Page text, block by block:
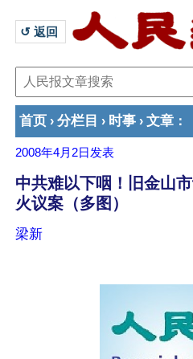
↺ 返回
首页 › 分栏目 › 时事 › 文章 ：
2008年4月2日 发表
中共难以下咽！旧金山
火议案（多图）
梁新